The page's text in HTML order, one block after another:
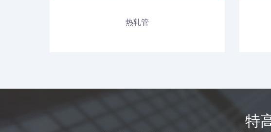
热轧管
特